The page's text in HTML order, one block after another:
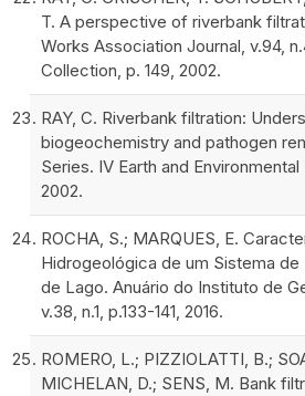
T. A perspective of riverbank
Works Association Journal, v.94,
Collection, p. 149, 2002.
RAY, C. Riverbank filtration:
biogeochemistry and pathogen
Series. IV Earth and Environmental
2002.
ROCHA, S.; MARQUES, E.
Hidrogeológica de um Sistema
de Lago. Anuário do Instituto de
v.38, n.1, p.133-141, 2016.
ROMERO, L.; PIZZIOLATTI, B.;
MICHELAN, D.; SENS, M. Bank